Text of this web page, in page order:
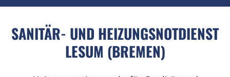
SANITÄR- UND HEIZUNGSNOTDIENST
LESUM (BREMEN)